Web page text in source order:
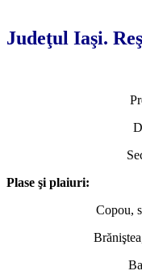
Judeţul Iaşi.
Plase şi plaiuri:
Copou,